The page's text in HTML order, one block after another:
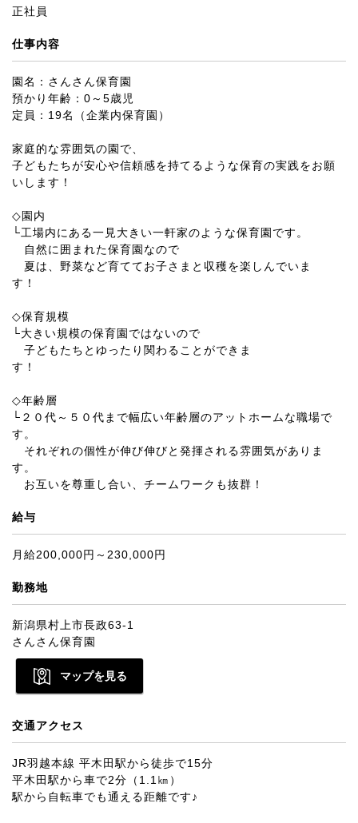
正社員
仕事内容
園名：さんさん保育園
預かり年齢：0～5歳児
定員：19名（企業内保育園）
家庭的な雰囲気の園で、
子どもたちが安心や信頼感を持てるような保育の実践をお願
いします！
◇園内
└工場内にある一見大きい一軒家のような保育園です。
自然に囲まれた保育園なので
夏は、野菜など育ててお子さまと収穫を楽しんでいま
す！
◇保育規模
└大きい規模の保育園ではないので
子どもたちとゆったり関わることができま
す！
◇年齢層
└２０代～５０代まで幅広い年齢層のアットホームな職場で
す。
それぞれの個性が伸び伸びと発揮される雰囲気がありま
す。
お互いを尊重し合い、チームワークも抜群！
給与
月給200,000円～230,000円
勤務地
新潟県村上市長政63-1
さんさん保育園
マップを見る
交通アクセス
JR羽越本線 平木田駅から徒歩で15分
平木田駅から車で2分（1.1㎞）
駅から自転車でも通える距離です♪